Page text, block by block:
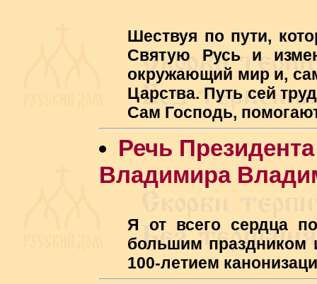
Шествуя по пути,
Святую Русь и
окружающий мир и,
Царства. Путь сей
Сам Господь,
Речь
Владимира
Я от всего сердца
большим праздником
100-летием